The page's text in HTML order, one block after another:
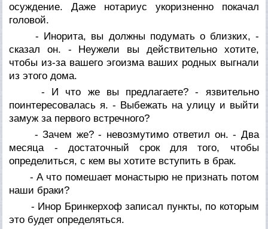
осуждение. Даже нотариус укоризненно покачал
головой.
- Инорита, вы должны подумать о близких, -
сказал он. - Неужели вы действительно хотите,
чтобы из-за вашего эгоизма ваших родных выгнали
из этого дома.
- И что же вы предлагаете? - язвительно
поинтересовалась я. - Выбежать на улицу и выйти
замуж за первого встречного?
- Зачем же? - невозмутимо ответил он. - Два
месяца - достаточный срок для того, чтобы
определиться, с кем вы хотите вступить в брак.
- А что помешает монастырю не признать потом
наши браки?
- Инор Бринкерхоф записал пункты, по которым
это будет определяться.